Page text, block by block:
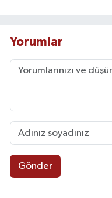
Yorumlar
Gönder